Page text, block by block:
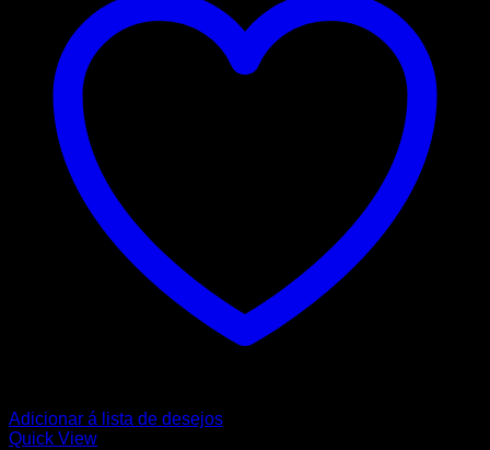
Adicionar á lista de desejos
Quick View